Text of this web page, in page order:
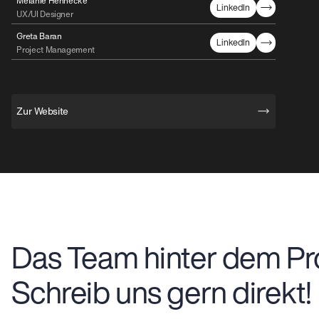
UX/UI Designer
LinkedIn
Greta Baran
Project Management
LinkedIn
Zur Website
Das Team hinter dem
Schreib uns gern direkt!